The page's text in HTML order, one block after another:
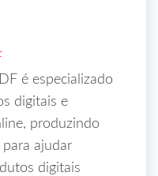
é especializado
digitais e
produzindo
para ajudar
digitais